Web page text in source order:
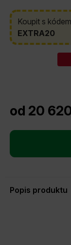
Koupit s
EXTRA20
od 20
cena:
Popis produktu